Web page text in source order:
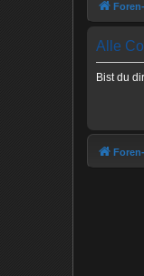
Alle
Bist du